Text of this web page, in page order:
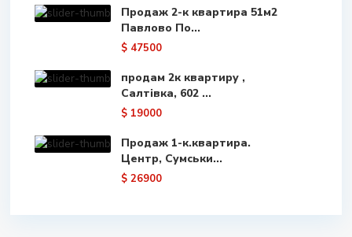
Продаж 2-к квартира 51м2
Павлово По...
$ 47500
продам 2к квартиру ,
Салтівка, 602 ...
$ 19000
Продаж 1-к.квартира.
Центр, Сумськи...
$ 26900